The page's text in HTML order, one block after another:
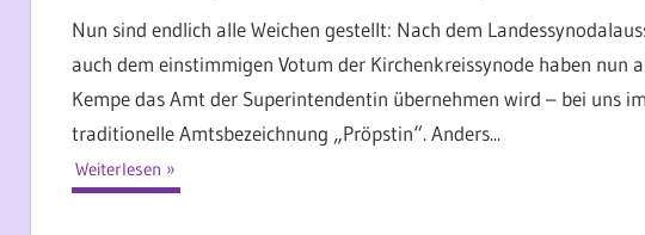
Nun sind endlich alle Weichen gestellt: Nach dem
auch dem einstimmigen Votum der Kirchenkreissynode haben nun
Kempe das Amt der Superintendentin übernehmen wird – bei uns
traditionelle Amtsbezeichnung „Pröpstin“. Anders...
Weiterlesen